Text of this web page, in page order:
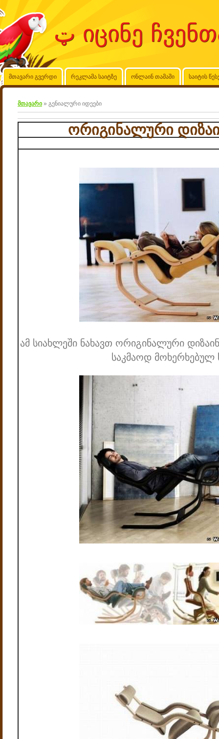
მთავარი გვერდი რეკლამა საიტზე ონლაინ თამაში საიტის
მთავარი » გენიალური იდეები
ორიგინალური
ამ სიახლეში ნახავთ ორიგინალური
საკმაოდ მოხერხებულ